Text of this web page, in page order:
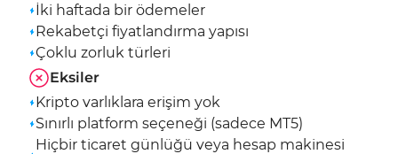
İki haftada bir ödemeler
Rekabetçi fiyatlandırma yapısı
Çoklu zorluk türleri
Eksiler
Kripto varlıklara erişim yok
Sınırlı platform seçeneği (sadece MT5)
Hiçbir ticaret günlüğü veya hesap makinesi